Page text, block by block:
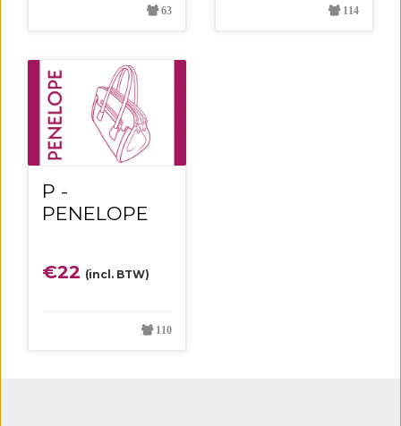
63 114
P -
PENELOPE
€22 (incl. BTW)
110